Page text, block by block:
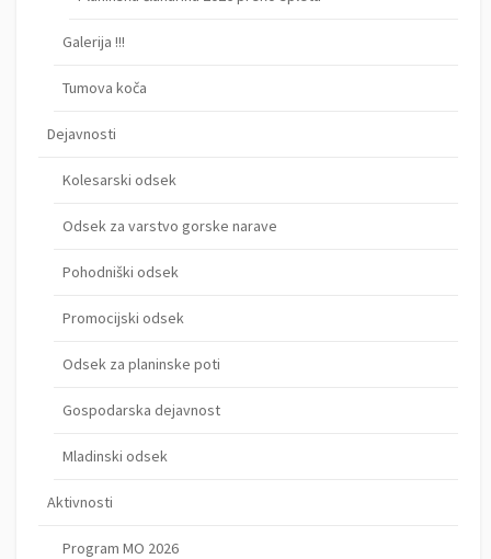
Galerija !!!
Tumova koča
Dejavnosti
Kolesarski odsek
Odsek za varstvo gorske narave
Pohodniški odsek
Promocijski odsek
Odsek za planinske poti
Gospodarska dejavnost
Mladinski odsek
Aktivnosti
Program MO 2026